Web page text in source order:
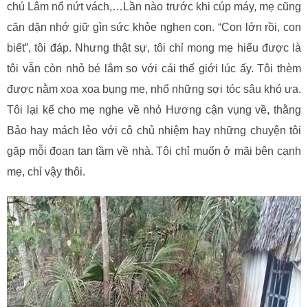
chú Lâm nổ nứt vách,…Lần nào trước khi cúp máy, mẹ cũng
căn dặn nhớ giữ gìn sức khỏe nghen con. “Con lớn rồi, con
biết”, tôi đáp. Nhưng thật sự, tôi chỉ mong mẹ hiểu được là
tôi vẫn còn nhỏ bé lắm so với cái thế giới lúc ấy. Tôi thèm
được nằm xoa xoa bụng mẹ, nhổ những sợi tóc sâu khó ưa.
Tôi lại kể cho mẹ nghe về nhỏ Hương cận vụng về, thằng
Bảo hay mách lẻo với cô chủ nhiệm hay những chuyện tôi
gặp mỗi đoạn tan tầm về nhà. Tôi chỉ muốn ở mãi bên cạnh
mẹ, chỉ vậy thôi.